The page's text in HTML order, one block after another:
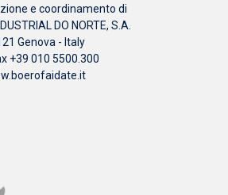
e coordinamento di
DO NORTE, S.A.
Genova - Italy
+39 010 5500.300